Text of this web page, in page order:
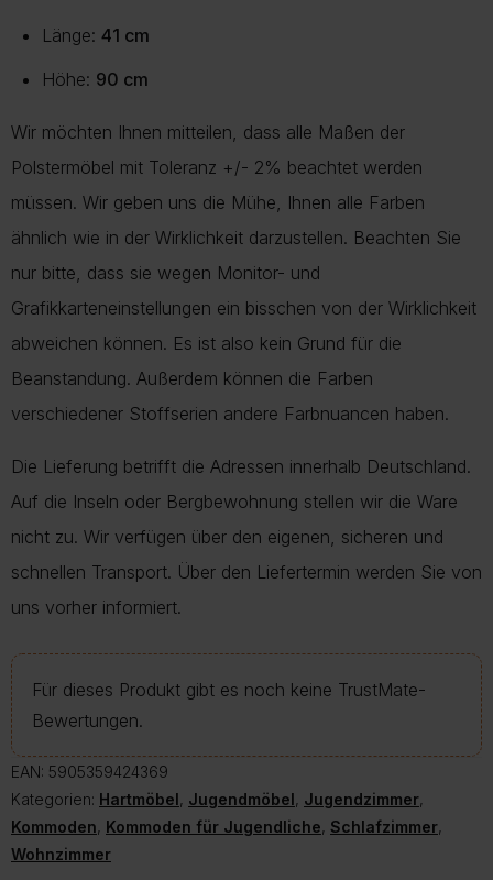
Länge: 41 cm
Höhe: 90 cm
Wir möchten Ihnen mitteilen, dass alle Maßen der
Polstermöbel mit Toleranz +/- 2% beachtet werden
müssen. Wir geben uns die Mühe, Ihnen alle Farben
ähnlich wie in der Wirklichkeit darzustellen. Beachten Sie
nur bitte, dass sie wegen Monitor- und
Grafikkarteneinstellungen ein bisschen von der Wirklichkeit
abweichen können. Es ist also kein Grund für die
Beanstandung. Außerdem können die Farben
verschiedener Stoffserien andere Farbnuancen haben.
Die Lieferung betrifft die Adressen innerhalb Deutschland.
Auf die Inseln oder Bergbewohnung stellen wir die Ware
nicht zu. Wir verfügen über den eigenen, sicheren und
schnellen Transport. Über den Liefertermin werden Sie von
uns vorher informiert.
Für dieses Produkt gibt es noch keine TrustMate-
Bewertungen.
EAN: 5905359424369
Kategorien: Hartmöbel, Jugendmöbel, Jugendzimmer,
Kommoden, Kommoden für Jugendliche, Schlafzimmer,
Wohnzimmer